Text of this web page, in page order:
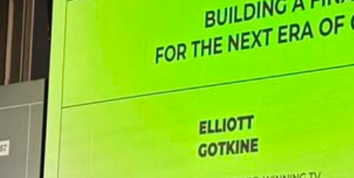
即將臨盆 正遇晚高峰 情況危急 鐵騎交警一路開道護送
司機涉危駕被捕
！ 清淡飲食正在毀掉很多老人的晚年健康